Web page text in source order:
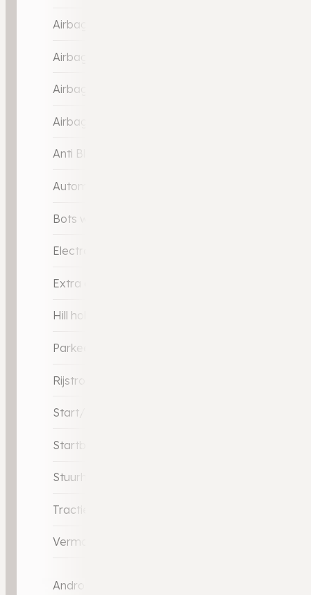
Airbag(s) hoofd voor
Airbag(s) side voor
Airbag bestuurder
Airbag passagier
Anti Blokkeer Systeem (ABS)
Automatische snelheidsbegrenzing
Bots waarschuwing systeem
Electronic Stability Program (ESP)
Extra getint glas
Hill hold-functie
Parkeersensor achter
Rijstrooksensor met correctie
Start/stop systeem
Startblokkering
Stuurhulp
Tractie Controle Systeem (TCS)
Vermoeidheids herkenning
Android Car-Play